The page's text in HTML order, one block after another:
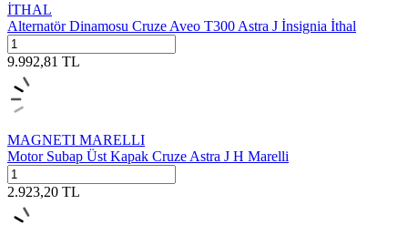
İTHAL
Alternatör Dinamosu Cruze Aveo T300 Astra J İnsignia İthal
9.992,81 TL
MAGNETI MARELLI
Motor Subap Üst Kapak Cruze Astra J H Marelli
2.923,20 TL